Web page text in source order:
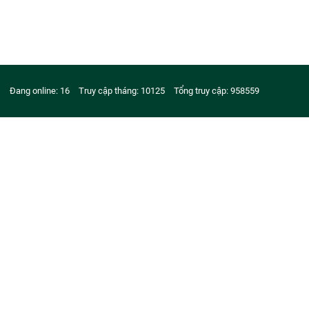
Đang online: 16 Truy cập tháng: 10125 Tổng truy cập: 958559